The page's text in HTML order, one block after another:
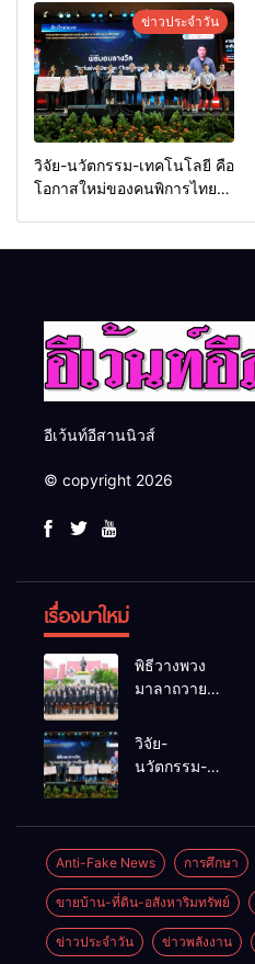
วันรพี เพื่อเชื่อมความสัมพันธ์
อันดีของหน่วยงานใน
กระบวนการยุติธรรม
ข่าวประจำวัน
วิจัย-นวัตกรรม-เทคโนโลยี คือ
โอกาสใหม่ของคนพิการไทย
อีเว้นท์อีสานนิวส์
© copyright 2026
เรื่องมาใหม่
พิธีวางพวง
มาลาถวาย
เนื่องในวันรพี
ประจำปี
ฟุตบอลวันรพี
เพื่อเชื่อม
ความสัมพันธ์
อันดีของ
หน่วยงานใน
กระบวนการ
วิจัย-
นวัตกรรม-
ไทย และพลัง
ขับเคลื่อน
เศรษฐกิจ
ประเทศ
Anti-Fake News การศึกษา
ขายบ้าน-ที่ดิน-อสังหาริมทรัพย์
ข่าวประจำวัน ข่าวพลังงาน